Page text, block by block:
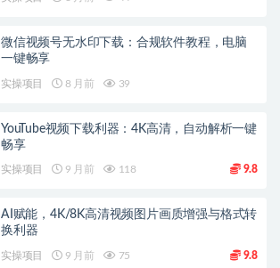
微信视频号无水印下载：合规软件教程，电脑
一键畅享
实操项目 8 月前 39
YouTube视频下载利器：4K高清，自动解析一键
畅享
实操项目 9 月前 118 9.8
AI赋能，4K/8K高清视频图片画质增强与格式转
换利器
实操项目 9 月前 75 9.8